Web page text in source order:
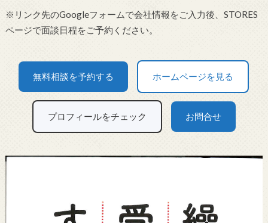
※リンク先のGoogleフォームで会社情報をご入力後、STORES
ページで面談日程をご予約ください。
無料相談を予約する ホームページを見る
プロフィールをチェック お問合せ